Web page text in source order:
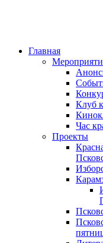
Главная
Клуб
Час
Проекты